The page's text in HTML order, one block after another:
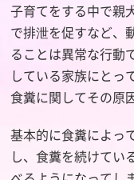
子育てをする中で親
で排泄を促すなど、
ることは異常な行動
している家族にとっ
食糞に関してその原
基本的に食糞によっ
し、食糞を続けてい